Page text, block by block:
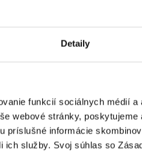
Detaily
funkcií sociálnych médií
webové stránky,
príslušné informácie
služby. Svoj súhlas so
mediálnych agentúr
o kurze a lektoroch